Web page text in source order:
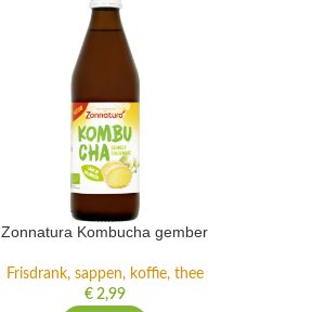
Zonnatura Kombucha gember
Frisdrank, sappen, koffie, thee
€2,99